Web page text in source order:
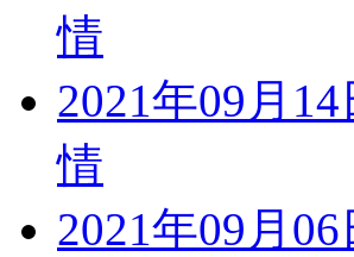
情
2021年09月
情
2021年09月